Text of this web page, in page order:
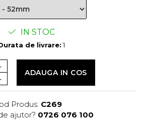
IN STOC
de livrare:1
ADAUGA IN COS
Produs: C269
ajutor? 0726 076 100